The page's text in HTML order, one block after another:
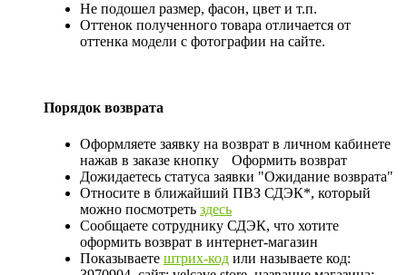
Не подошел размер, фасон, цвет и т.п.
Оттенок полученного товара отличается от
оттенка модели с фотографии на сайте.
Порядок возврата
Оформляете заявку на возврат в личном кабинете
нажав в заказе кнопку
Оформить возврат
Дожидаетесь статуса заявки "Ожидание возврата"
Относите в ближайший ПВЗ СДЭК*, который
можно посмотреть здесь
Сообщаете сотруднику СДЭК, что хотите
оформить возврат в интернет-магазин
Показываете штрих-код или называете код: